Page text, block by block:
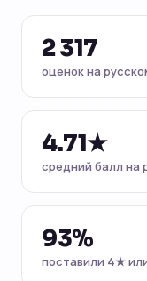
2 317
оценок на
4.71★
средний балл на
93%
поставили 4★